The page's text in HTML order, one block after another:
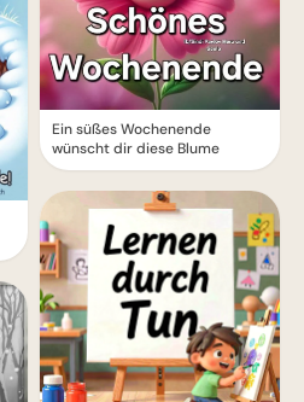
Ein süßes Wochenende
wünscht dir diese Blume